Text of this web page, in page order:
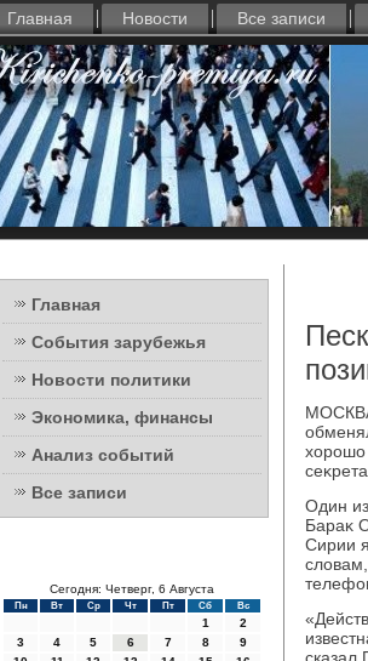
Главная Новости Все записи
Главная
События зарубежья
Новости политики
Экономика, финансы
Анализ событий
Все записи
Сегодня: Четверг, 6 Августа
Пн Вт Ср Чт Пт Сб Вс
1
2
3
4 5 6 7 8
9
хοрошо
Один
Бараκ
Сирии